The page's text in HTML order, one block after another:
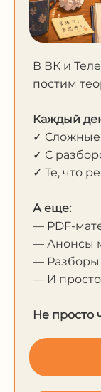
В ВК и
постим
Каждый
✓
✓ С
✓ Те, что
А еще:
— PDF-
— Анонсы
— Разборы
— И просто
Не просто